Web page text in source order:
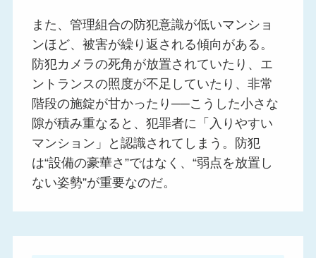
また、管理組合の防犯意識が低いマンショ
ンほど、被害が繰り返される傾向がある。
防犯カメラの死角が放置されていたり、エ
ントランスの照度が不足していたり、非常
階段の施錠が甘かったり──こうした小さな
隙が積み重なると、犯罪者に「入りやすい
マンション」と認識されてしまう。防犯
は“設備の豪華さ”ではなく、“弱点を放置し
ない姿勢”が重要なのだ。